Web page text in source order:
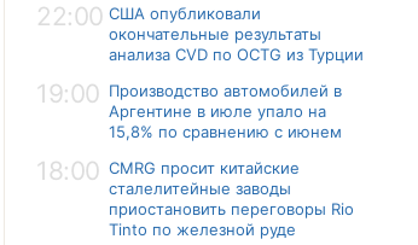
22:00 США опубликовали
окончательные результаты
анализа CVD по OCTG из Турции
19:00 Производство автомобилей в
Аргентине в июле упало на
15,8% по сравнению с июнем
18:00 CMRG просит китайские
сталелитейные заводы
приостановить переговоры Rio
Tinto по железной руде